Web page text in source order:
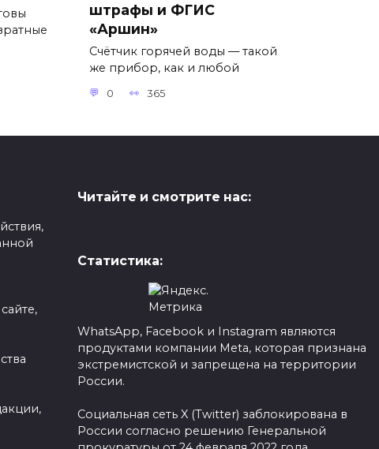
штрафы и ФГИС
«Аршин»
Счётчик горячей воды — такой
же прибор, как и любой
0 365
Читайте и смотрите нас:
Статистика:
WhatsApp, Facebook и Instagram являются
продуктами компании Meta, которая признана
экстремистской и запрещена на территории
России.
Социальная сеть X (Twitter) заблокирована в
России согласно решению Генеральной